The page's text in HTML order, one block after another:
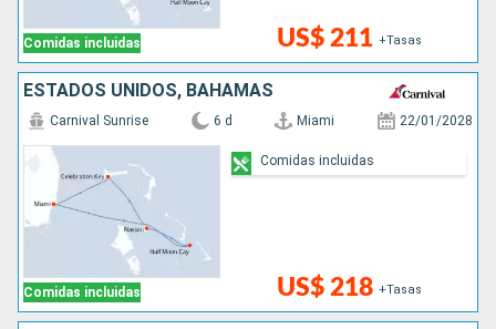
Comidas incluidas US$ 211 +Tasas
ESTADOS UNIDOS, BAHAMAS
Comidas incluidas
Carnival Sunrise 6 d Miami 22/01/2028
US$ 218 +Tasas
Comidas incluidas